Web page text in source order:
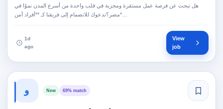
هل تبحث عن فرصة عمل مستقرة ومجزية في قلب واحدة من أسرع المدن نموًا في
مصر؟ندعوك للانضمام إلى فريقنا كـ **أفراد أمن*…
1d
ago
View
job
و New 69% match